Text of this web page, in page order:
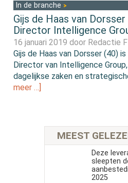
In de branche
Gijs de Haas van
Director Intelligence
16 januari 2019 door Redactie
Gijs de Haas van Dorsser (40)
Director van Intelligence
dagelijkse zaken en
meer …]
MEEST
Deze
sleepten
2025